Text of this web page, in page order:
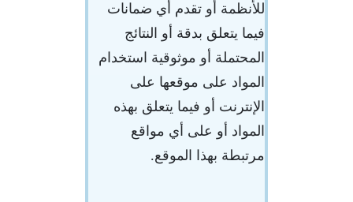
للأنظمة أو تقدم أي ضمانات
فيما يتعلق بدقة أو النتائج
المحتملة أو موثوقية استخدام
المواد على موقعها على
الإنترنت أو فيما يتعلق بهذه
المواد أو على أي مواقع
مرتبطة بهذا الموقع.